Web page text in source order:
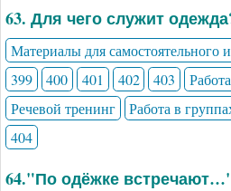
63. Для чего служит
Материалы для самостоятельного
399
400 401 402 403
Речевой тренинг
Работа в
404
64."По одёжке